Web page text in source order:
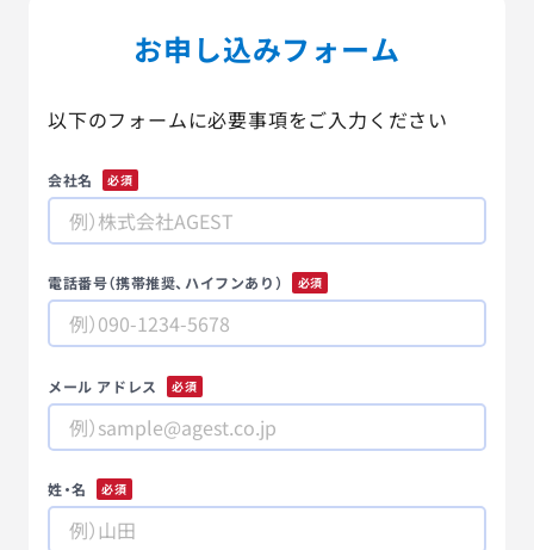
お申し込みフォーム
以下のフォームに必要事項をご入力ください
会社名
電話番号（携帯推奨、ハイフンあり）
メール アドレス
姓・名